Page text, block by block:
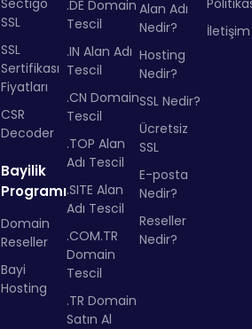
SSL
SSL
Sertifikası
Fiyatları
CSR
Decoder
Bayilik
Programı
Domain
Reseller
Bayi
Hosting
.DE Domain
Tescil
.IN Alan Adı
Tescil
.CN Domain
Tescil
.TOP Alan
Adı Tescil
.SITE Alan
Adı Tescil
.COM.TR
Domain
Tescil
.TR Domain
Satın Al
Alan Adı
Nedir?
Hosting
Nedir?
SSL Nedir?
Ücretsiz
SSL
E-posta
Nedir?
Reseller
Nedir?
İletişim